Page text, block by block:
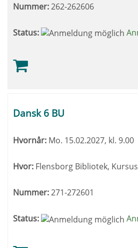
Nummer:262-262606
Status:
Dansk 6 BU
Hvornår: Mo. 15.02.2027, kl. 9.00
Hvor: Flensborg Bibliotek,
Nummer:271-272601
Status: